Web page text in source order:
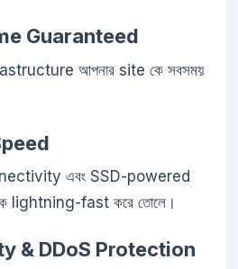
Guaranteed
আপনার site কে সবসময়
এবং SSD-powered
lightning-fast করে তোলে।
& DDoS Protection